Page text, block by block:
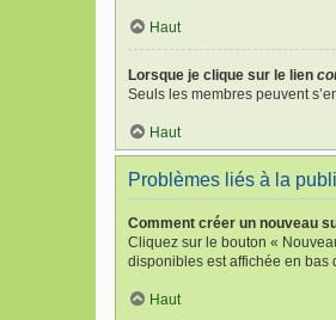
Haut
Lorsque je clique sur le lien
Seuls les membres peuvent
Haut
Problèmes liés à la
Comment créer un nouveau
Cliquez sur le bouton «
disponibles est affichée en bas
Haut